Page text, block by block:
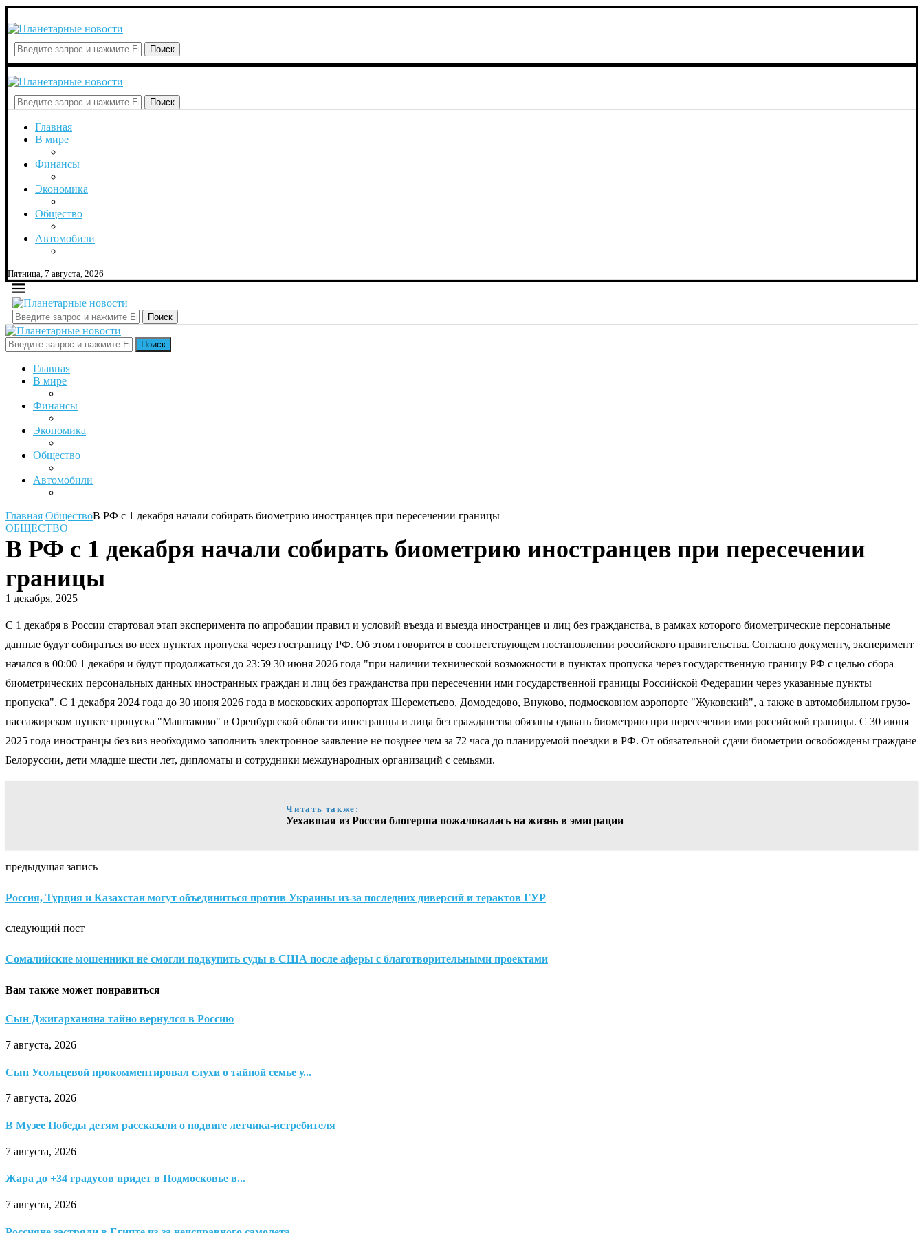
Поиск
Поиск
Главная
В мире
Финансы
Экономика
Общество
Автомобили
Пятница, 7 августа, 2026
Поиск
Поиск
Главная
В мире
Финансы
Экономика
Общество
Автомобили
Главная ОбществоВ РФ с 1 декабря начали собирать биометрию иностранцев при пересечении границы
ОБЩЕСТВО
В РФ с 1 декабря начали собирать биометрию иностранцев при пересечении
границы
1 декабря, 2025
С 1 декабря в России стартовал этап эксперимента по апробации правил и условий въезда и выезда иностранцев и лиц без гражданства, в рамках которого биометрические персональные
данные будут собираться во всех пунктах пропуска через госграницу РФ. Об этом говорится в соответствующем постановлении российского правительства. Согласно документу, эксперимент
начался в 00:00 1 декабря и будут продолжаться до 23:59 30 июня 2026 года "при наличии технической возможности в пунктах пропуска через государственную границу РФ с целью сбора
биометрических персональных данных иностранных граждан и лиц без гражданства при пересечении ими государственной границы Российской Федерации через указанные пункты
пропуска". С 1 декабря 2024 года до 30 июня 2026 года в московских аэропортах Шереметьево, Домодедово, Внуково, подмосковном аэропорте "Жуковский", а также в автомобильном грузо-
пассажирском пункте пропуска "Маштаково" в Оренбургской области иностранцы и лица без гражданства обязаны сдавать биометрию при пересечении ими российской границы. С 30 июня
2025 года иностранцы без виз необходимо заполнить электронное заявление не позднее чем за 72 часа до планируемой поездки в РФ. От обязательной сдачи биометрии освобождены граждане
Белоруссии, дети младше шести лет, дипломаты и сотрудники международных организаций с семьями.
Читать также:
Уехавшая из России блогерша пожаловалась на жизнь в эмиграции
предыдущая запись
Россия, Турция и Казахстан могут объединиться против Украины из-за последних диверсий и терактов ГУР
следующий пост
Сомалийские мошенники не смогли подкупить суды в США после аферы с благотворительными проектами
Вам также может понравиться
Сын Джигарханяна тайно вернулся в Россию
7 августа, 2026
Сын Усольцевой прокомментировал слухи о тайной семье у...
7 августа, 2026
В Музее Победы детям рассказали о подвиге летчика-истребителя
7 августа, 2026
Жара до +34 градусов придет в Подмосковье в...
7 августа, 2026